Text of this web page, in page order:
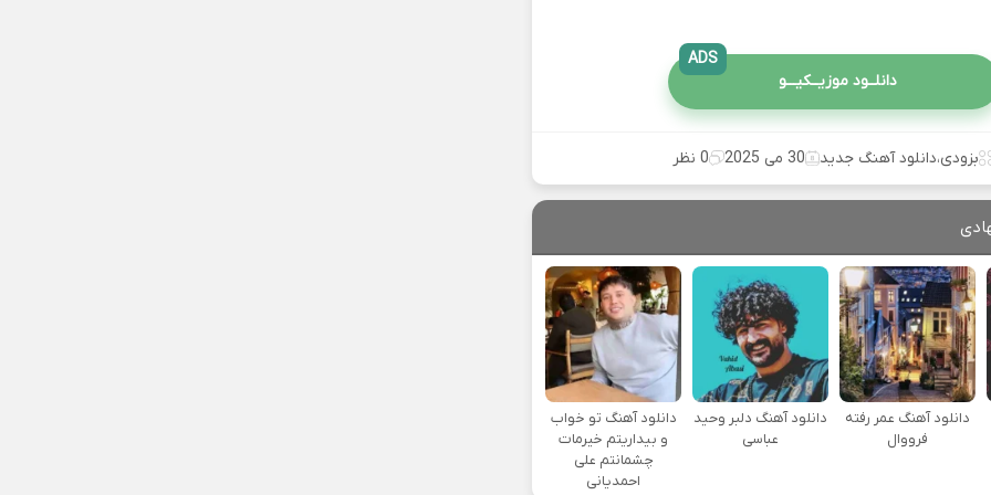
دانلــود موزیــکیـــو
ADS
بزودی،دانلود آهنگ جدید 30 می 2025 0 نظر
دانلود آهنگ عمر رفته
فرووال
دانلود آهنگ دلبر وحید
عباسی
دانلود آهنگ تو خواب
و بیداریتم خیرمات
چشمانتم علی
احمدیانی